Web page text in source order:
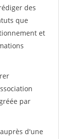
des
que
et
par
d'une